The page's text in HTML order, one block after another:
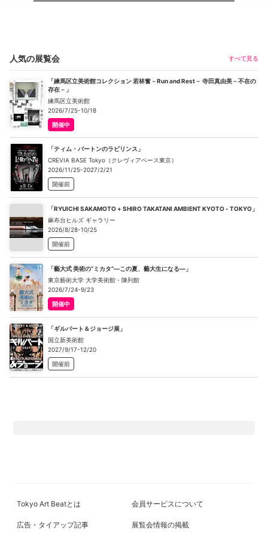
人気の展覧会 すべて見る
「練馬区立美術館コレクション 若林奮－Run and Rest－ 寺田真由美－不在の
存在－」
練馬区立美術館
2026/7/25-10/18
開催中
「ティム・バートンのラビリンス」
CREVIA BASE Tokyo（クレヴィアベース東京）
2026/11/25-2027/2/21
開催前
「RYUICHI SAKAMOTO + SHIRO TAKATANI AMBIENT KYOTO - TOKYO」
麻布台ヒルズ ギャラリー
2026/8/28-10/25
開催前
「藝大式 美術の“ミカタ”―この夏、藝大生になる―」
東京藝術大学 大学美術館・陳列館
2026/7/24-9/23
開催中
「ギルバート＆ジョージ展」
国立新美術館
2027/9/17-12/20
開催前
Tokyo Art Beatとは 会員サービスについて
広告・タイアップ記事 展覧会情報の掲載